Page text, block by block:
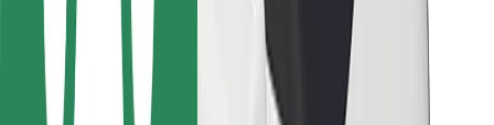
Letiská
Nabíjacie stanice Bolt
Podpora